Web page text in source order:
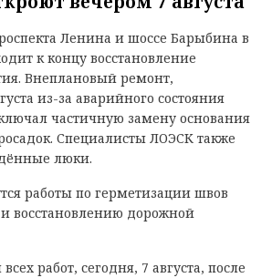
Ленина и шоссе Барыбина в
к концу восстановление
Внеплановый ремонт,
из-за аварийного состояния
частичную замену основания
Специалисты ЛОЭСК также
люки.
работы по герметизации швов
восстановлению дорожной
работ, сегодня, 7 августа, после